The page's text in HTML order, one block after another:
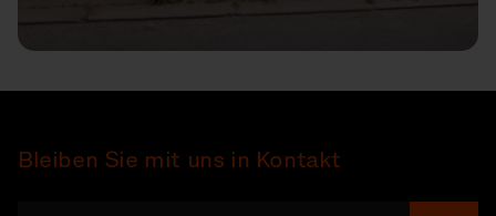
Bleiben Sie mit uns in Kontakt